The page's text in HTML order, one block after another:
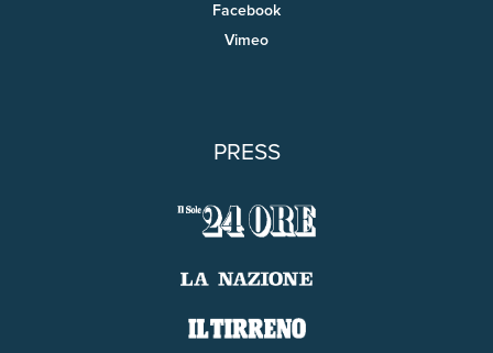
Facebook
Vimeo
PRESS